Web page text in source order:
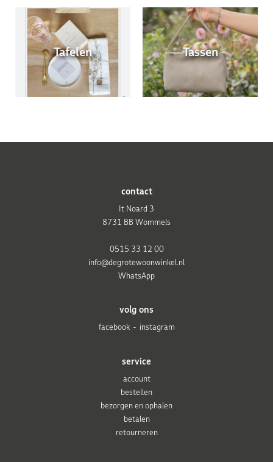
Tafelen Tassen
service
account
bestellen
bezorgen en ophalen
betalen
retourneren
volg ons
facebook
instagram
contact
It Noard 3
8731 BB Wommels
0515 33 12 00
info@degrotewoonwinkel.nl
WhatsApp